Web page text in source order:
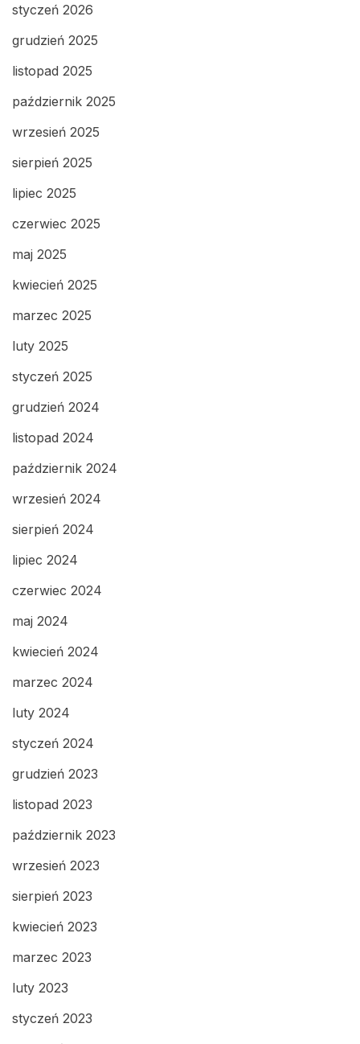
styczeń 2026
grudzień 2025
listopad 2025
październik 2025
wrzesień 2025
sierpień 2025
lipiec 2025
czerwiec 2025
maj 2025
kwiecień 2025
marzec 2025
luty 2025
styczeń 2025
grudzień 2024
listopad 2024
październik 2024
wrzesień 2024
sierpień 2024
lipiec 2024
czerwiec 2024
maj 2024
kwiecień 2024
marzec 2024
luty 2024
styczeń 2024
grudzień 2023
listopad 2023
październik 2023
wrzesień 2023
sierpień 2023
kwiecień 2023
marzec 2023
luty 2023
styczeń 2023